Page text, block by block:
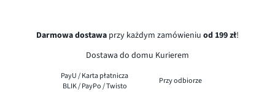
Darmowa dostawa przy każdym zamówieniu od 199 zł!
Dostawa do domu Kurierem
PayU / Karta płatnicza
BLIK / PayPo / Twisto
Przy odbiorze